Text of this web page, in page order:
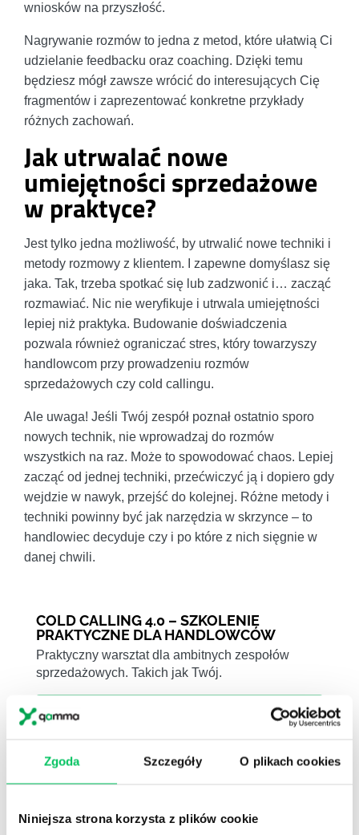
Zgoda Szczegóły O plikach cookies
Niniejsza strona korzysta z plików cookie
wniosków na przyszłość.
Nagrywanie rozmów to jedna z metod, które ułatwią Ci
udzielanie feedbacku oraz coaching. Dzięki temu
będziesz mógł zawsze wrócić do interesujących Cię
fragmentów i zaprezentować konkretne przykłady
różnych zachowań.
Jak utrwalać nowe
umiejętności sprzedażowe
w praktyce?
Jest tylko jedna możliwość, by utrwalić nowe techniki i
metody rozmowy z klientem. I zapewne domyślasz się
jaka. Tak, trzeba spotkać się lub zadzwonić i… zacząć
rozmawiać. Nic nie weryfikuje i utrwala umiejętności
lepiej niż praktyka. Budowanie doświadczenia
pozwala również ograniczać stres, który towarzyszy
handlowcom przy prowadzeniu rozmów
sprzedażowych czy cold callingu.
Ale uwaga! Jeśli Twój zespół poznał ostatnio sporo
nowych technik, nie wprowadzaj do rozmów
wszystkich na raz. Może to spowodować chaos. Lepiej
zacząć od jednej techniki, przećwiczyć ją i dopiero gdy
wejdzie w nawyk, przejść do kolejnej. Różne metody i
techniki powinny być jak narzędzia w skrzynce – to
handlowiec decyduje czy i po które z nich sięgnie w
danej chwili.
COLD CALLING 4.0 – SZKOLENIE
PRAKTYCZNE DLA HANDLOWCÓW
Praktyczny warsztat dla ambitnych zespołów
sprzedażowych. Takich jak Twój.
NEWSLETTER HR
Zapisz się na nasz
który naprawdę rozumie HR i biznes